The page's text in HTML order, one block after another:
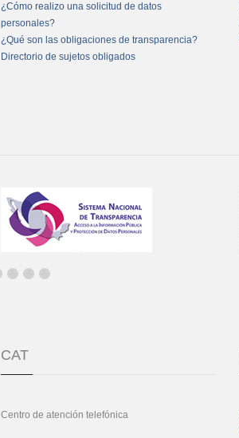
¿Cómo realizo una solicitud de datos
personales?
¿Qué son las obligaciones de transparencia?
Directorio de sujetos obligados
CAT
Centro de atención telefónica